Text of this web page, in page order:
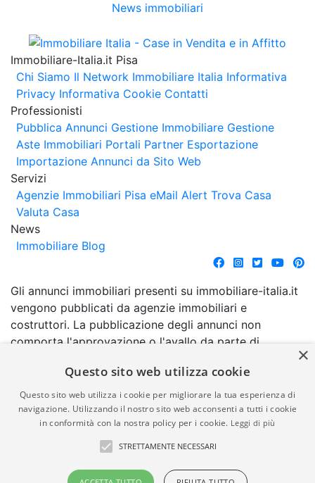
News immobiliari
Immobiliare-Italia.it Pisa
Chi Siamo Il Network Immobiliare Italia Informativa
Privacy Informativa Cookie Contatti
Professionisti
Pubblica Annunci Gestione Immobiliare Gestione
Aste Immobiliari Portali Partner Esportazione
Importazione Annunci da Sito Web
Servizi
Agenzie Immobiliari Pisa eMail Alert Trova Casa
Valuta Casa
News
Immobiliare Blog
Gli annunci immobiliari presenti su immobiliare-italia.it
vengono pubblicati da agenzie immobiliari e
costruttori. La pubblicazione degli annunci non
comporta l'approvazione o l'avallo da parte di
garanzia da parte di quest'ultima. immobiliare-italia.it
quindi non è responsabile della veridicità, della
correttezza, della completezza, della normativa in
materia di privacy e/o di alcun altro aspetto dei
suddetti annunci.
© Copyright 2007 - 2026
Powered by
×
Questo sito web utilizza cookie
Questo sito web utilizza i cookie per migliorare la tua esperienza di
navigazione. Utilizzando il nostro sito web acconsenti a tutti i cookie
in conformità con la nostra policy per i cookie. Leggi di più
STRETTAMENTE NECESSARI